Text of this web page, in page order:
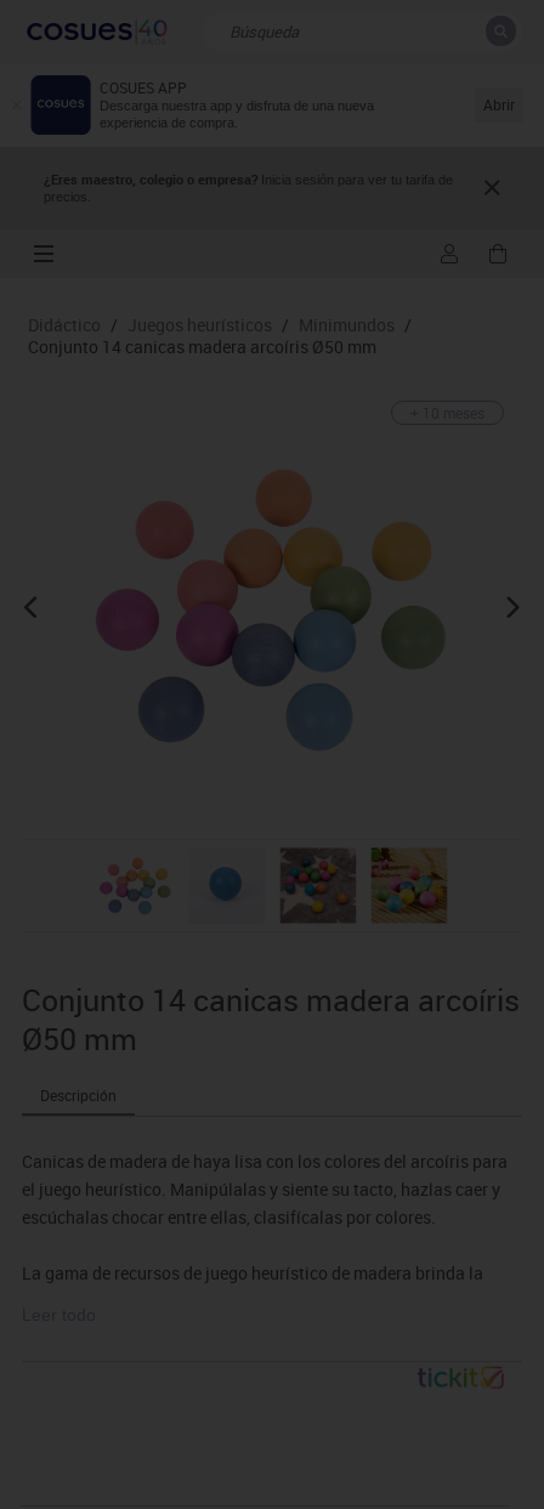
COSUES APP
Descarga nuestra app y disfruta de una nueva
experiencia de compra.
Abrir
¿Eres maestro, colegio o empresa? Inicia sesión para ver tu tarifa de
precios.
Resultados de la búsqueda
Didáctico / Juegos heurísticos / Minimundos /
Conjunto 14 canicas madera arcoíris Ø50 mm
Conjunto 14 canicas madera arcoíris
Ø50 mm
Descripción
Canicas de madera de haya lisa con los colores del arcoíris para
el juego heurístico. Manipúlalas y siente su tacto, hazlas caer y
escúchalas chocar entre ellas, clasifícalas por colores.
La gama de recursos de juego heurístico de madera brinda la